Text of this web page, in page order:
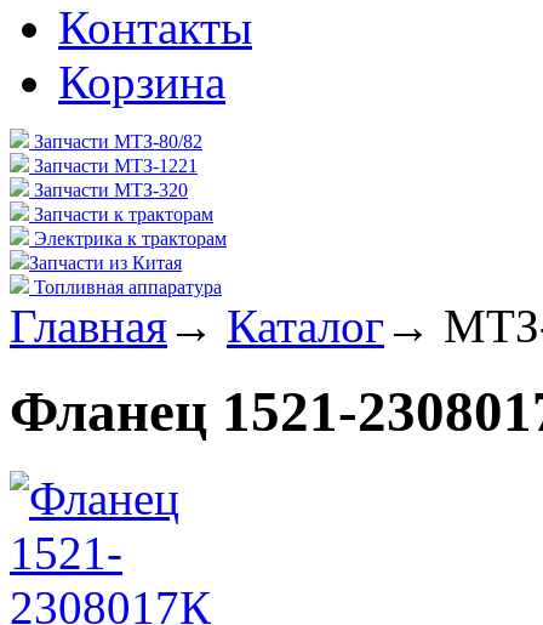
Контакты
Корзина
Запчасти МТЗ-80/82
Запчасти МТЗ-1221
Запчасти МТЗ-320
Запчасти к тракторам
Электрика к тракторам
Запчасти из Китая
Топливная аппаратура
Главная→ Каталог →
Фланец 1521-